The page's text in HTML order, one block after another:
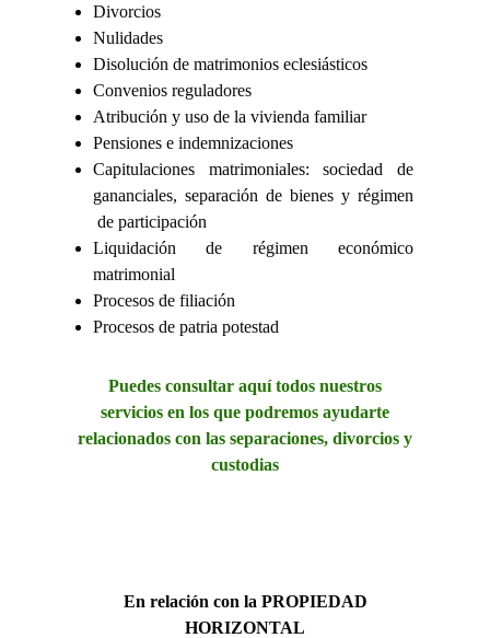
Divorcios
Nulidades
Disolución de matrimonios eclesiásticos
Convenios reguladores
Atribución y uso de la vivienda familiar
Pensiones e indemnizaciones
Capitulaciones matrimoniales: sociedad de
gananciales, separación de bienes y régimen
de participación
Liquidación de régimen económico
matrimonial
Procesos de filiación
Procesos de patria potestad
Puedes consultar aquí todos nuestros
servicios en los que podremos ayudarte
relacionados con las separaciones, divorcios y
custodias
En relación con la PROPIEDAD
HORIZONTAL